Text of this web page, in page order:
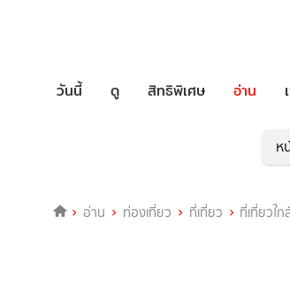
วันนี้ ดู สิทธิพิเศษ อ่าน
ห
อ่าน ท่องเที่ยว ที่เที่ยว ที่เที่ยวใ